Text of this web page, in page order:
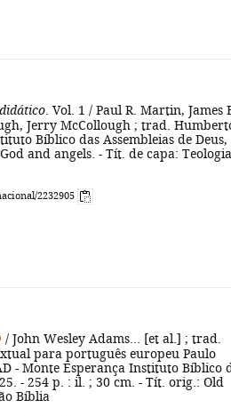
. Vol. 1 / Paul R. Martin, James
Jerry McCollough ; trad.
Bíblico das Assembleias de Deus,
and angels. - Tít. de capa: Teologia
2232905
/ John Wesley Adams... [et al.] ; trad.
para português europeu Paulo
- Monte Esperança Instituto Bíblico
- 254 p. : il. ; 30 cm. - Tít. orig.: Old
Bíblia